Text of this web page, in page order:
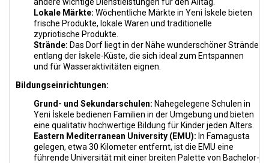
Lokale Märkte: Wöchentliche Märkte in Yeni İskele bieten
frische Produkte, lokale Waren und traditionelle
zypriotische Produkte.
Strände: Das Dorf liegt in der Nähe wunderschöner Strände
entlang der İskele-Küste, die sich ideal zum Entspannen
und für Wasseraktivitäten eignen.
Bildungseinrichtungen:
Grund- und Sekundarschulen: Nahegelegene Schulen in
Yeni İskele bedienen Familien in der Umgebung und bieten
eine qualitativ hochwertige Bildung für Kinder jeden Alters.
Eastern Mediterranean University (EMU): In Famagusta
gelegen, etwa 30 Kilometer entfernt, ist die EMU eine
führende Universität mit einer breiten Palette von Bachelor-